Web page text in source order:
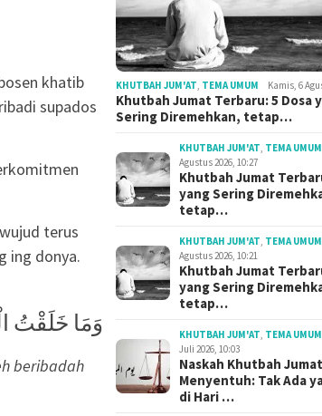
khatib
supados
terus
ing donya.
وَمَا خَلَقْتُ
beribadah
KHUTBAH JUM'AT, TEMA UMUM Kamis, 6
Khutbah Jumat Terbaru: 5 Dosa
Sering Diremehkan, tetap…
KHUTBAH JUM'AT, TEMA UMUM
Agustus 2026, 10:27
Khutbah Jumat
yang Sering
tetap…
KHUTBAH JUM'AT, TEMA UMUM
Agustus 2026, 10:21
Khutbah Jumat
yang Sering
tetap…
KHUTBAH JUM'AT, TEMA UMUM
Juli 2026, 10:03
Naskah Khutbah Jumat
Menyentuh: Tak Ada
di Hari …